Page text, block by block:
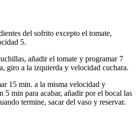
del sofrito excepto el tomate,
5.
añadir el tomate y programar 7
giro a la izquierda y velocidad cuchara.
15 min. a la misma velocidad y
5 min para acabar, añadir por el bocal las
termine, sacar del vaso y reservar.